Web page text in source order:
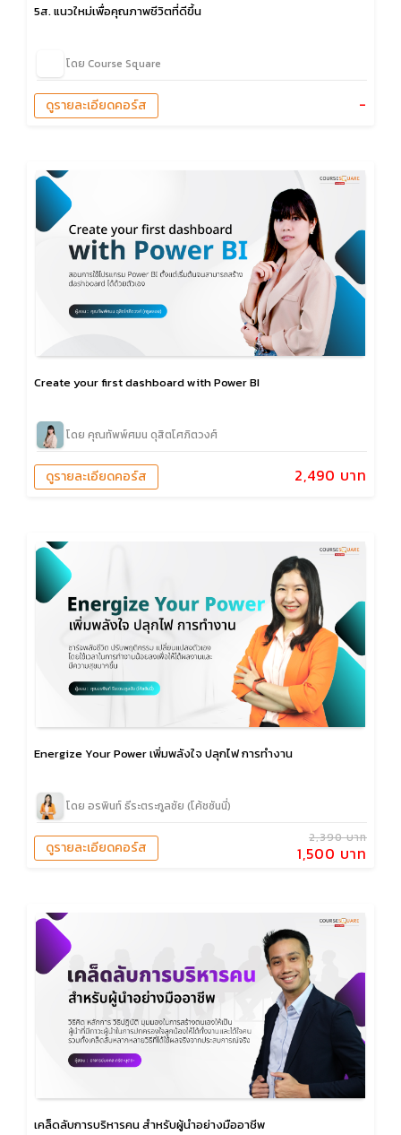
5ส. แนวใหม่เพื่อคุณภาพชีวิตที่ดีขึ้น
โดย Course Square
-
ดูรายละเอียดคอร์ส
Create your first dashboard with Power BI
โดย คุณทัพพ์ศมน ดุสิตโศภิตวงศ์
2,490 บาท
ดูรายละเอียดคอร์ส
Energize Your Power เพิ่มพลังใจ ปลุกไฟ การทำงาน
โดย อรพินท์ ธีระตระกูลชัย (โค้ชซันนี่)
2,390 บาท
1,500 บาท
ดูรายละเอียดคอร์ส
เคล็ดลับการบริหารคน สำหรับผู้นำอย่างมืออาชีพ